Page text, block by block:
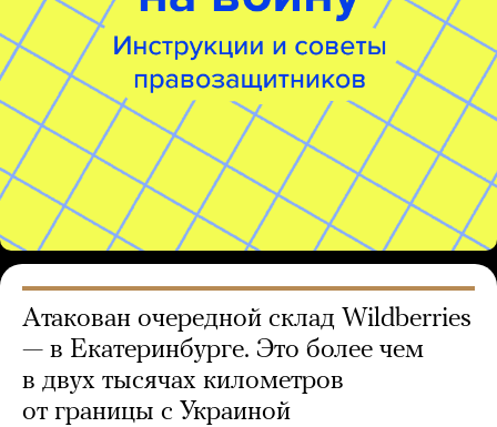
Атакован очередной склад Wildberries
— в Екатеринбурге. Это более чем
в двух тысячах километров
от границы с Украиной